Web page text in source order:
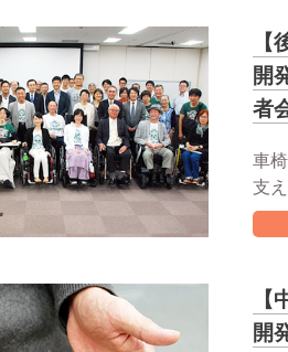
【
開
者
車
支
【
開